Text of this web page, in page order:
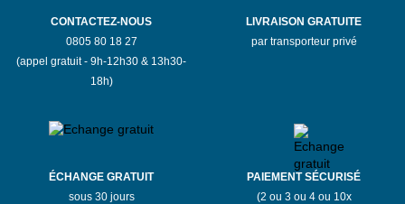
CONTACTEZ-NOUS
0805 80 18 27
(appel gratuit - 9h-12h30 & 13h30-
18h)
LIVRAISON GRATUITE
par transporteur privé
ÉCHANGE GRATUIT
sous 30 jours
PAIEMENT SÉCURISÉ
(2 ou 3 ou 4 ou 10x